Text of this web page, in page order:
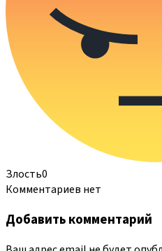
Злость0
Комментариев нет
Добавить комментарий